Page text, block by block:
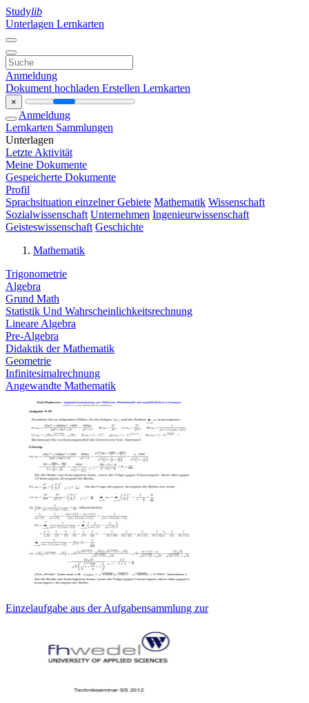
Studylib
Unterlagen Lernkarten
Anmeldung
Dokument hochladen Erstellen Lernkarten
×
Anmeldung
Lernkarten Sammlungen
Unterlagen
Letzte Aktivität
Meine Dokumente
Gespeicherte Dokumente
Profil
Sprachsituation einzelner Gebiete Mathematik Wissenschaft
Sozialwissenschaft Unternehmen Ingenieurwissenschaft
Geisteswissenschaft Geschichte
Mathematik
Trigonometrie
Algebra
Grund Math
Statistik Und Wahrscheinlichkeitsrechnung
Lineare Algebra
Pre-Algebra
Didaktik der Mathematik
Geometrie
Infinitesimalrechnung
Angewandte Mathematik
Einzelaufgabe aus der Aufgabensammlung zur